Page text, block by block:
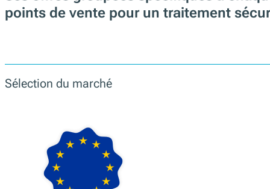
fiskaltrust propose des solutions de
Ses offres groupées spécifiques à
points de vente pour un traitement